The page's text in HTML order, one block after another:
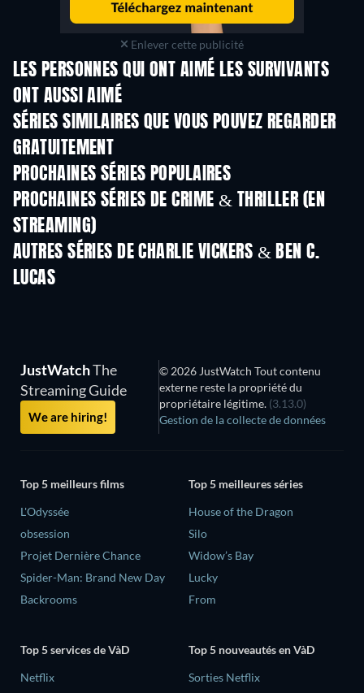
Enlever cette publicité
LES PERSONNES QUI ONT AIMÉ LES SURVIVANTS
ONT AUSSI AIMÉ
Série
SÉRIES SIMILAIRES QUE VOUS POUVEZ REGARDER
GRATUITEMENTSérie
PROCHAINES SÉRIES POPULAIRES
Série Série
PROCHAINES SÉRIES DE CRIME & THRILLER (EN
STREAMING)Saison 6
AUTRES SÉRIES DE CHARLIE VICKERS & BEN C.
LUCAS
JustWatchThe
Streaming Guide
We are hiring!
© 2026 JustWatch Tout contenu
externe reste la propriété du
propriétaire légitime. (3.13.0)
Gestion de la collecte de données
Top 5 meilleurs films
L'Odyssée
obsession
Projet Dernière Chance
Spider-Man: Brand New Day
Backrooms
Top 5 meilleures séries
House of the Dragon
Silo
Widow’s Bay
Lucky
From
Top 5 services de VàD
Netflix
Top 5 nouveautés en VàD
Sorties Netflix